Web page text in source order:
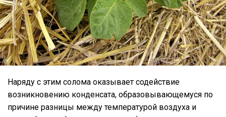
Наряду с этим солома оказывает содействие
возникновению конденсата, образовывающемуся по
причине разницы между температурой воздуха и